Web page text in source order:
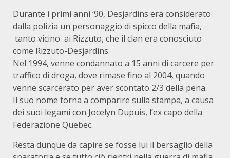
Durante i primi anni ‘90, Desjardins era considerato
dalla polizia un personaggio di spicco della mafia,
tanto vicino ai Rizzuto, che il clan era conosciuto
come Rizzuto-Desjardins.
Nel 1994, venne condannato a 15 anni di carcere per
traffico di droga, dove rimase fino al 2004, quando
venne scarcerato per aver scontato 2/3 della pena.
Il suo nome torna a comparire sulla stampa, a causa
dei suoi legami con Jocelyn Dupuis, l’ex capo della
Federazione Quebec.
Resta dunque da capire se fosse lui il bersaglio della